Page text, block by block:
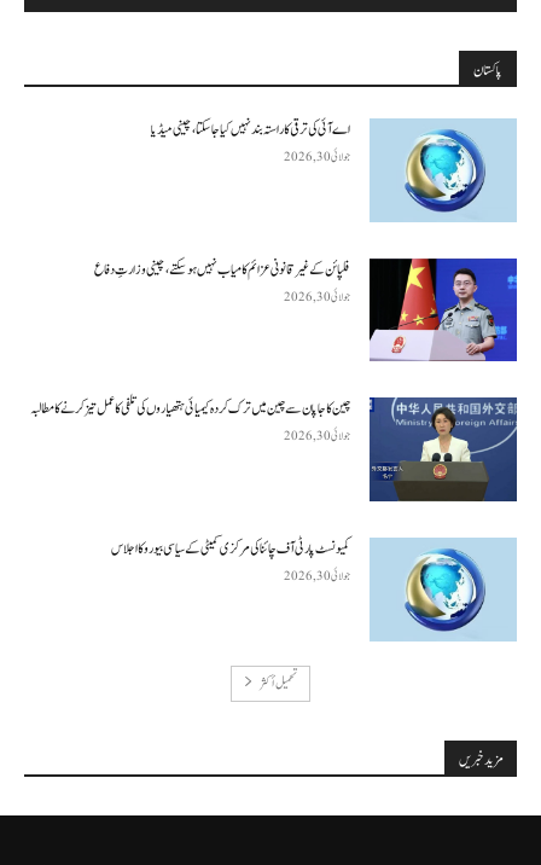
پاکستان
اے آئی کی ترقی کا راستہ بند نہیں کیا جا سکتا، چینی میڈیا
جولائی 30, 2026
فلپائن کے غیر قانونی عزائم کامیاب نہیں ہو سکتے ، چینی وزارتِ دفاع
جولائی 30, 2026
چین کا جاپان سے چین میں ترک کردہ کیمیائی ہتھیاروں کی تلفی کا عمل تیز کرنے کا مطالبہ
جولائی 30, 2026
کمیونسٹ پارٹی آف چائنا کی مرکزی کمیٹی کے سیاسی بیورو کا اجلاس
جولائی 30, 2026
تحميل أكثر
مزید خبریں